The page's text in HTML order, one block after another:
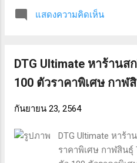
ออกแบบเสื้อ psd ร้
และ ผลิตเสื้อราคาส่
สภาพ nos ร้านเสื้อยื
หาร้านส่งเสื้อไปสกรี
สอบถามรายละเอีย
รับความนิยม “หาร้า
สภาพ nos” “ออกแบ
เชียงใหม่” “ผลิตเสื้อ
แสดงความคิดเห็น
DTG Ultimate หาร้านส
100 ตัวราคาพิเศษ กาฬ
กันยายน 23, 2564
DTG Ultimate หาร้า
ราคาพิเศษ กาฬสินธุ์